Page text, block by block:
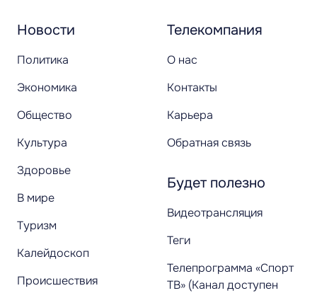
Новости
Политика
Экономика
Общество
Культура
Здоровье
В мире
Туризм
Калейдоскоп
Происшествия
Телекомпания
О нас
Контакты
Карьера
Обратная связь
Будет полезно
Видеотрансляция
Теги
Телепрограмма «Спорт
ТВ» (Канал доступен